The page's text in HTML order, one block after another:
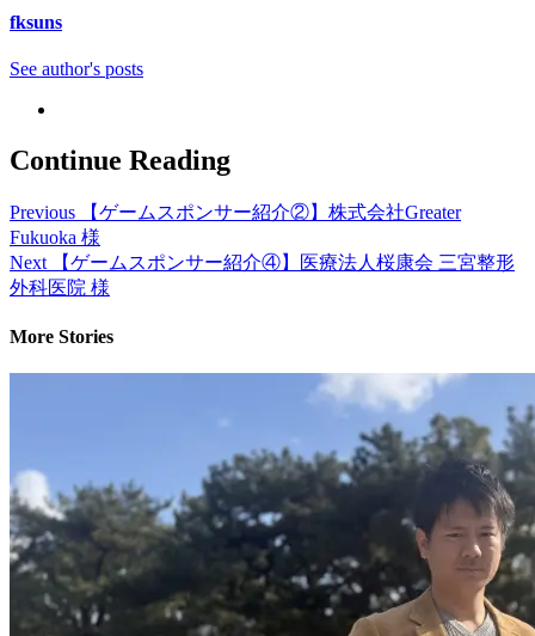
fksuns
See author's posts
Continue Reading
Previous 【ゲームスポンサー紹介②】株式会社Greater
Fukuoka 様
Next 【ゲームスポンサー紹介④】医療法人桜康会 三宮整形
外科医院 様
More Stories